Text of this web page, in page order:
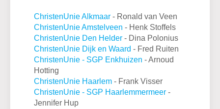
ChristenUnie Alkmaar - Ronald van Veen
ChristenUnie Amstelveen - Henk Stoffels
ChristenUnie Den Helder - Dina Polonius
ChristenUnie Dijk en Waard - Fred Ruiten
ChristenUnie - SGP Enkhuizen - Arnoud
Hotting
ChristenUnie Haarlem - Frank Visser
ChristenUnie - SGP Haarlemmermeer -
Jennifer Hup